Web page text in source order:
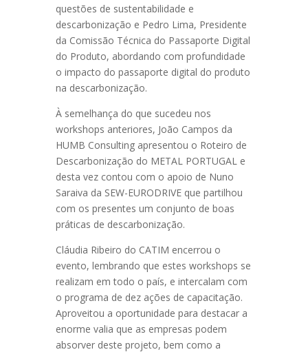
questões de sustentabilidade e
descarbonização e Pedro Lima, Presidente
da Comissão Técnica do Passaporte Digital
do Produto, abordando com profundidade
o impacto do passaporte digital do produto
na descarbonização.
À semelhança do que sucedeu nos
workshops anteriores, João Campos da
HUMB Consulting apresentou o Roteiro de
Descarbonização do METAL PORTUGAL e
desta vez contou com o apoio de Nuno
Saraiva da SEW-EURODRIVE que partilhou
com os presentes um conjunto de boas
práticas de descarbonização.
Cláudia Ribeiro do CATIM encerrou o
evento, lembrando que estes workshops se
realizam em todo o país, e intercalam com
o programa de dez ações de capacitação.
Aproveitou a oportunidade para destacar a
enorme valia que as empresas podem
absorver deste projeto, bem como a